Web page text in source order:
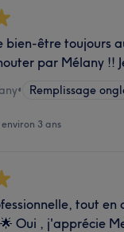
bien-être toujours
par Mélany !!
• Remplissage
environ 3 ans
tout en
Oui , j'apprécie